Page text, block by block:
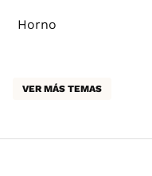
Horno
VER MÁS TEMAS